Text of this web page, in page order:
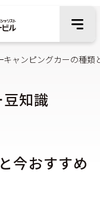
キャンピングカーの種類
知識
今おすすめ